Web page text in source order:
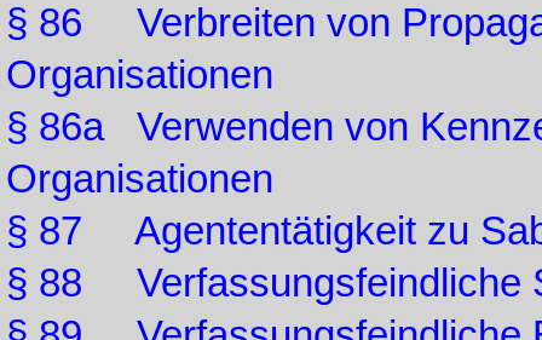
§ 86 Verbreiten von
Organisationen
§ 86a Verwenden von
Organisationen
§ 87 Agententätigkeit zu
§ 88 Verfassungsfeindliche